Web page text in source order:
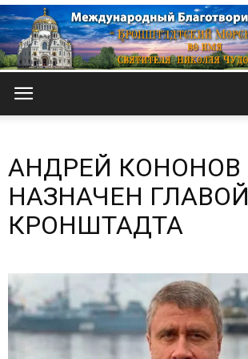
Морской
АНДРЕЙ КОНОНОВ
НАЗНАЧЕН ГЛАВОЙ
КРОНШТАДТА